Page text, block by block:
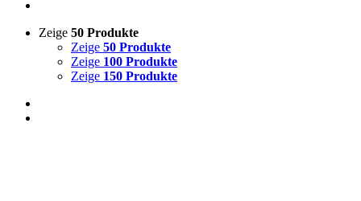
Zeige 50 Produkte
Zeige 50 Produkte
Zeige 100 Produkte
Zeige 150 Produkte